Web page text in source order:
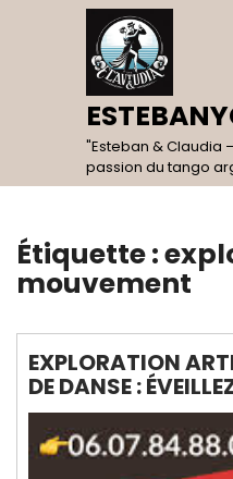
"Esteban & Claudia
passion du tango
Étiquette :
mouvement
EXPLORATION
DE DANSE :